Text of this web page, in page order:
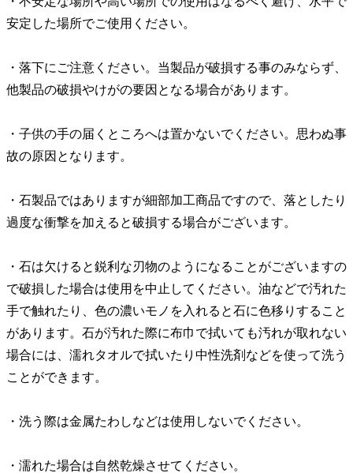
安定した場所でご使用ください。
・落下にご注意ください。当製品が破損する事のみならず、
他製品の破損やけがの要因となる場合があります。
・子供の手の届くところへは置かないでください。思わぬ事
故の原因となります。
・石製品ではありますが細部加工商品ですので、落としたり
過度な衝撃を加えると破損する場合がございます。
・石は欠けると鋭利な刃物のようになることがございますの
で破損した場合は使用を中止してください。油などで汚れた
手で触れたり、色の濃いモノを入れると石に色移りすること
があります。石が汚れた際に布巾で拭いても汚れが取れない
場合には、濡れタオルで拭いたり中性洗剤などを使って洗う
ことができます。
・洗う際は金属たわしなどは使用しないでください。
・濡れた場合は自然乾燥させてください。